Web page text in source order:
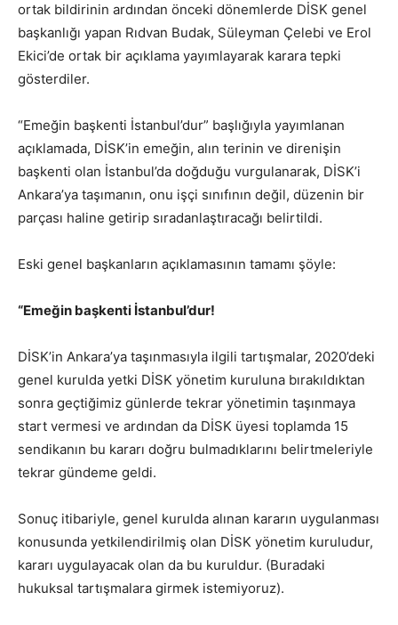
ortak bildirinin ardından önceki dönemlerde DİSK genel
başkanlığı yapan Rıdvan Budak, Süleyman Çelebi ve Erol
Ekici’de ortak bir açıklama yayımlayarak karara tepki
gösterdiler.
“Emeğin başkenti İstanbul’dur” başlığıyla yayımlanan
açıklamada, DİSK’in emeğin, alın terinin ve direnişin
başkenti olan İstanbul’da doğduğu vurgulanarak, DİSK’i
Ankara’ya taşımanın, onu işçi sınıfının değil, düzenin bir
parçası haline getirip sıradanlaştıracağı belirtildi.
Eski genel başkanların açıklamasının tamamı şöyle:
“Emeğin başkenti İstanbul’dur!
DİSK’in Ankara’ya taşınmasıyla ilgili tartışmalar, 2020’deki
genel kurulda yetki DİSK yönetim kuruluna bırakıldıktan
sonra geçtiğimiz günlerde tekrar yönetimin taşınmaya
start vermesi ve ardından da DİSK üyesi toplamda 15
sendikanın bu kararı doğru bulmadıklarını belirtmeleriyle
tekrar gündeme geldi.
Sonuç itibariyle, genel kurulda alınan kararın uygulanması
konusunda yetkilendirilmiş olan DİSK yönetim kuruludur,
kararı uygulayacak olan da bu kuruldur. (Buradaki
hukuksal tartışmalara girmek istemiyoruz).